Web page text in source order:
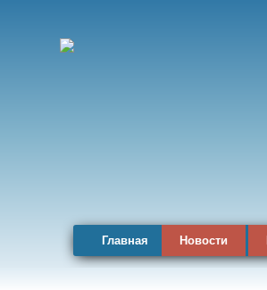
Главная Новости